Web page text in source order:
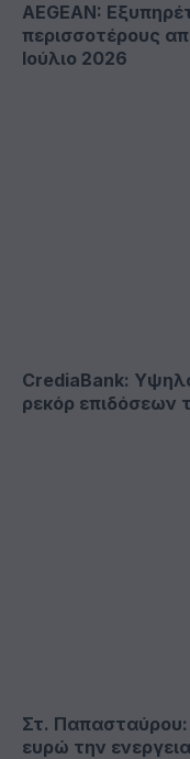
AEGEAN:
περισσοτέρους
Ιούλιο 2026
CrediaBank:
ρεκόρ επιδόσεων
Στ. Παπασταύρου:
ευρώ την